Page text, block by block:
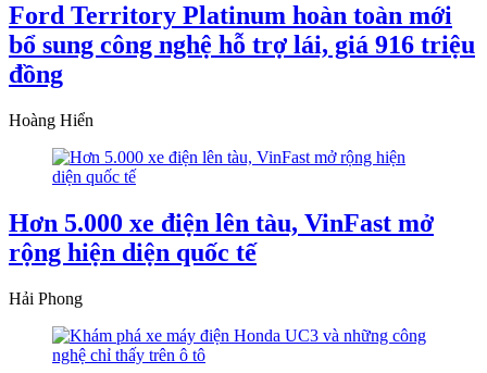
Ford Territory Platinum hoàn toàn mới
bổ sung công nghệ hỗ trợ lái, giá 916 triệu
đồng
Hoàng Hiển
Hơn 5.000 xe điện lên tàu, VinFast mở
rộng hiện diện quốc tế
Hải Phong